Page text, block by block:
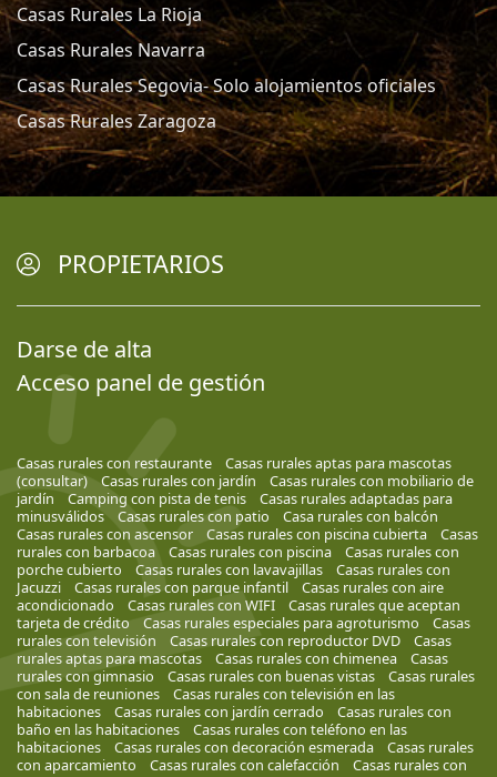
Casas Rurales La Rioja
Casas Rurales Navarra
Casas Rurales Segovia- Solo alojamientos oficiales
Casas Rurales Zaragoza
PROPIETARIOS
Darse de alta
Acceso panel de gestión
Casas rurales con restaurante
Casas rurales aptas para mascotas
(consultar)
Casas rurales con jardín
Casas rurales con mobiliario de
jardín
Camping con pista de tenis
Casas rurales adaptadas para
minusválidos
Casas rurales con patio
Casa rurales con balcón
Casas rurales con ascensor
Casas rurales con piscina cubierta
Casas
rurales con barbacoa
Casas rurales con piscina
Casas rurales con
porche cubierto
Casas rurales con lavavajillas
Casas rurales con
Jacuzzi
Casas rurales con parque infantil
Casas rurales con aire
acondicionado
Casas rurales con WIFI
Casas rurales que aceptan
tarjeta de crédito
Casas rurales especiales para agroturismo
Casas
rurales con televisión
Casas rurales con reproductor DVD
Casas
rurales aptas para mascotas
Casas rurales con chimenea
Casas
rurales con gimnasio
Casas rurales con buenas vistas
Casas rurales
con sala de reuniones
Casas rurales con televisión en las
habitaciones
Casas rurales con jardín cerrado
Casas rurales con
baño en las habitaciones
Casas rurales con teléfono en las
habitaciones
Casas rurales con decoración esmerada
Casas rurales
con aparcamiento
Casas rurales con calefacción
Casas rurales con